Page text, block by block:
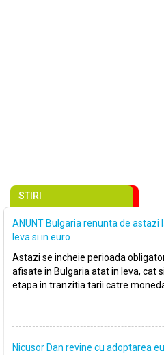
STIRI
ANUNT Bulgaria renunta de astazi
leva si in euro
Astazi se incheie perioada
afisate in Bulgaria atat in leva, cat
etapa in tranzitia tarii catre
Nicusor Dan revine cu adoptarea